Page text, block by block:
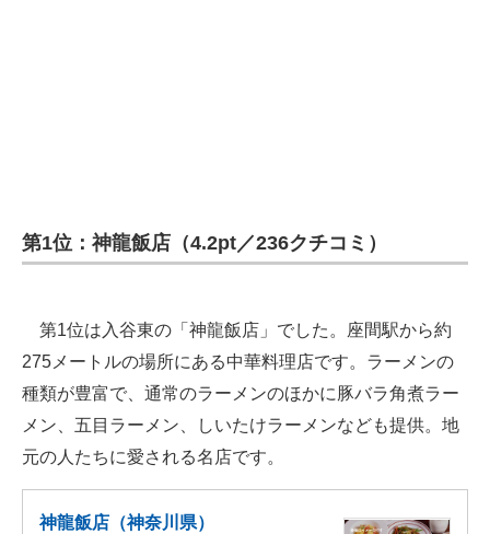
第1位：神龍飯店（4.2pt／236クチコミ）
第1位は入谷東の「神龍飯店」でした。座間駅から約
275メートルの場所にある中華料理店です。ラーメンの
種類が豊富で、通常のラーメンのほかに豚バラ角煮ラー
メン、五目ラーメン、しいたけラーメンなども提供。地
元の人たちに愛される名店です。
神龍飯店（神奈川県）